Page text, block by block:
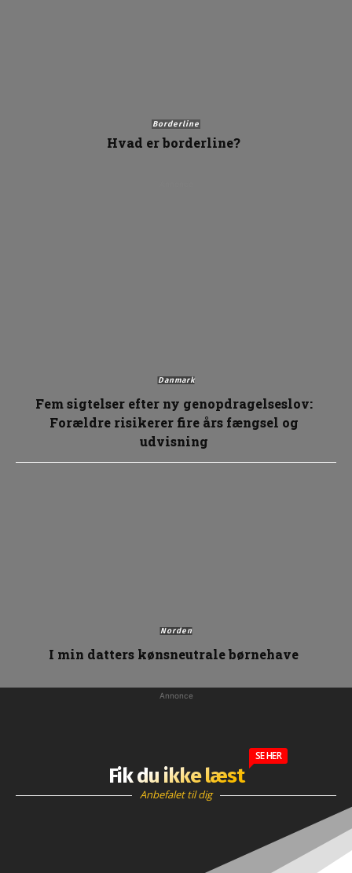
Borderline
Hvad er borderline?
Danmark
Fem sigtelser efter ny genopdragelseslov:
Forældre risikerer fire års fængsel og
udvisning
Norden
I min datters kønsneutrale børnehave
Annonce
Fik du ikke læst
SE HER
Anbefalet til dig